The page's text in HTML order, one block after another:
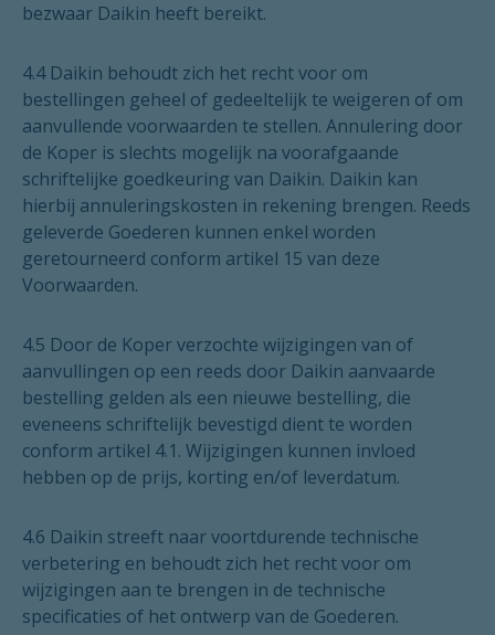
bezwaar Daikin heeft bereikt.
4.4 Daikin behoudt zich het recht voor om
bestellingen geheel of gedeeltelijk te weigeren of om
aanvullende voorwaarden te stellen. Annulering door
de Koper is slechts mogelijk na voorafgaande
schriftelijke goedkeuring van Daikin. Daikin kan
hierbij annuleringskosten in rekening brengen. Reeds
geleverde Goederen kunnen enkel worden
geretourneerd conform artikel 15 van deze
Voorwaarden.
4.5 Door de Koper verzochte wijzigingen van of
aanvullingen op een reeds door Daikin aanvaarde
bestelling gelden als een nieuwe bestelling, die
eveneens schriftelijk bevestigd dient te worden
conform artikel 4.1. Wijzigingen kunnen invloed
hebben op de prijs, korting en/of leverdatum.
4.6 Daikin streeft naar voortdurende technische
verbetering en behoudt zich het recht voor om
wijzigingen aan te brengen in de technische
specificaties of het ontwerp van de Goederen.